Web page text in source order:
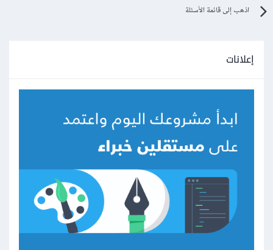
اذهب إلى قائمة الأسئلة
إعلانات